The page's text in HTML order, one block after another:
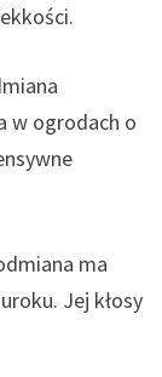
w ogrodach o
ma
Jej kłosy